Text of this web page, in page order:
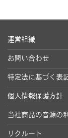
運営組織
お問い合わせ
特定法に基づく表
個人情報保護方針
当社商品の音源の
リクルート